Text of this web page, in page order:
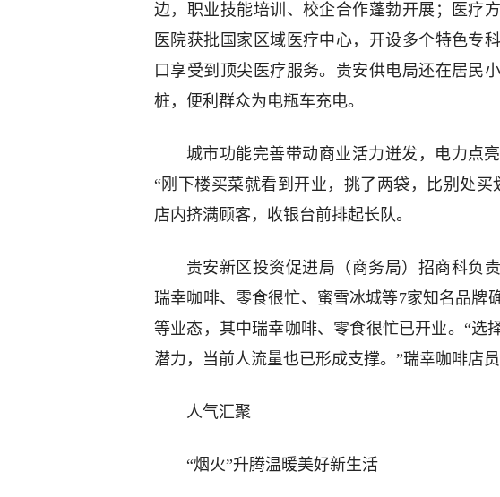
边，职业技能培训、校企合作蓬勃开展；医疗
医院获批国家区域医疗中心，开设多个特色专
口享受到顶尖医疗服务。贵安供电局还在居民
桩，便利群众为电瓶车充电。
城市功能完善带动商业活力迸发，电力点
“刚下楼买菜就看到开业，挑了两袋，比别处
店内挤满顾客，收银台前排起长队。
贵安新区投资促进局（商务局）招商科负
瑞幸咖啡、零食很忙、蜜雪冰城等7家知名品牌
等业态，其中瑞幸咖啡、零食很忙已开业。“选
潜力，当前人流量也已形成支撑。”瑞幸咖啡店员
人气汇聚
“烟火”升腾温暖美好新生活